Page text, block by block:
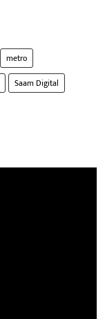
metro
Saam Digital